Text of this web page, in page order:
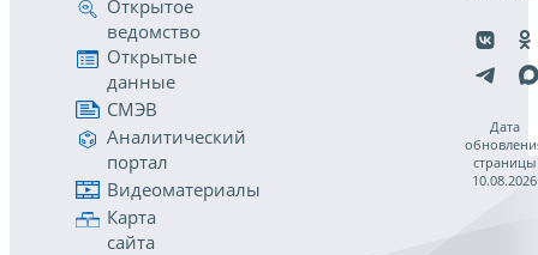
Открытое
ведомство
Открытые
данные
СМЭВ
Аналитический
портал
Видеоматериалы
Карта
сайта
Дата
страницы
10.08.2026